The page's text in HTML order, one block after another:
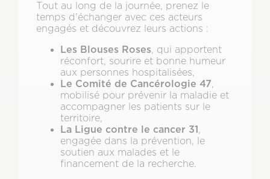
Tout au long de la journée, prenez le
temps d'échanger avec ces acteurs
engagés et découvrez leurs actions :
Les Blouses Roses , qui apportent
réconfort, sourire et bonne humeur
aux personnes hospitalisées,
Le Comité de Cancérologie 47
mobilisé pour prévenir la maladie et
accompagner les patients sur le
territoire,
La Ligue contre le cancer 31
engagée dans la prévention, le
soutien aux malades et le
financement de la recherche.